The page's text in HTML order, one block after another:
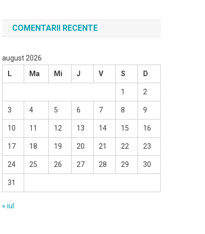
COMENTARII RECENTE
august 2026
L
Ma Mi J V S D
1 2
3 4 5 6 7 8 9
10 11 12 13 14 15 16
17 18 19 20 21 22 23
24 25 26 27 28 29 30
31
« iul.